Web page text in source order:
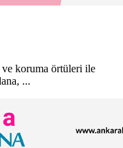
koruma örtüleri ile
...